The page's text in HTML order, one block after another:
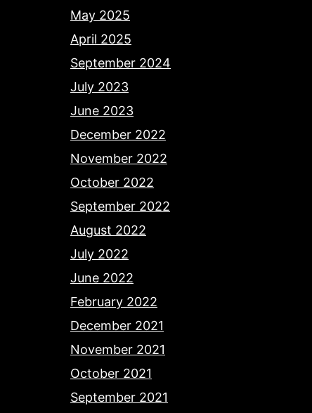
May 2025
April 2025
September 2024
July 2023
June 2023
December 2022
November 2022
October 2022
September 2022
August 2022
July 2022
June 2022
February 2022
December 2021
November 2021
October 2021
September 2021